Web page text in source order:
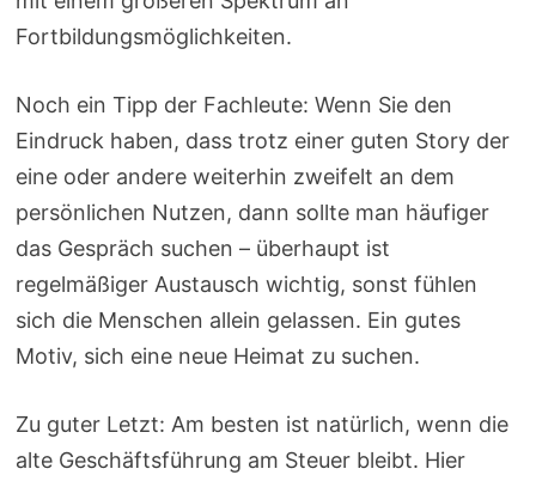
Fortbildungsmöglichkeiten.
Noch ein Tipp der Fachleute: Wenn Sie den
Eindruck haben, dass trotz einer guten Story der
eine oder andere weiterhin zweifelt an dem
persönlichen Nutzen, dann sollte man häufiger
das Gespräch suchen – überhaupt ist
regelmäßiger Austausch wichtig, sonst fühlen
sich die Menschen allein gelassen. Ein gutes
Motiv, sich eine neue Heimat zu suchen.
Zu guter Letzt: Am besten ist natürlich, wenn die
alte Geschäftsführung am Steuer bleibt. Hier